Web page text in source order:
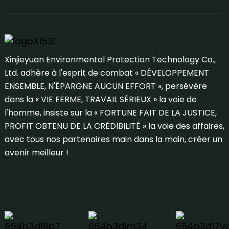
Xinjieyuan Environmental Protection Technology Co.,
Ltd. adhère à l'esprit de combat « DÉVELOPPEMENT
ENSEMBLE, N'ÉPARGNE AUCUN EFFORT », persévère
dans la « VIE FERME, TRAVAIL SÉRIEUX » la voie de
l'homme, insiste sur la « FORTUNE FAIT DE LA JUSTICE,
PROFIT OBTENU DE LA CRÉDIBILITÉ » la voie des affaires,
avec tous nos partenaires main dans la main, créer un
avenir meilleur !